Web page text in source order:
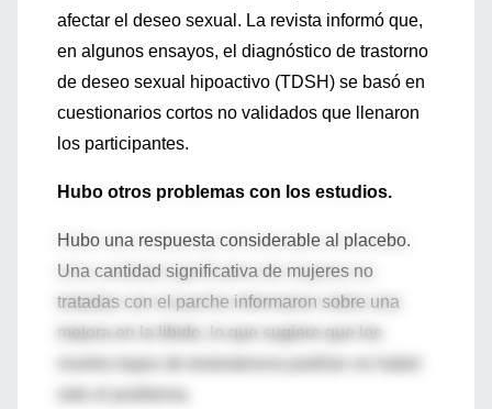
afectar el deseo sexual. La revista informó que,
en algunos ensayos, el diagnóstico de trastorno
de deseo sexual hipoactivo (TDSH) se basó en
cuestionarios cortos no validados que llenaron
los participantes.
Hubo otros problemas con los estudios.
Hubo una respuesta considerable al placebo.
Una cantidad significativa de mujeres no
tratadas con el parche informaron sobre una
mejora en la libido, lo que sugiere que los
niveles bajos de testosterona podrían no haber